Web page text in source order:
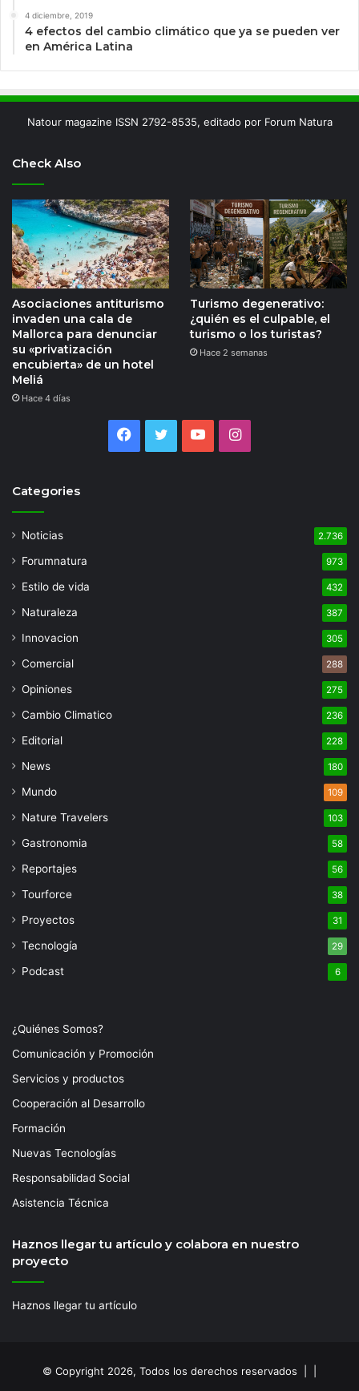
4 diciembre, 2019
4 efectos del cambio climático que ya se pueden ver
en América Latina
Natour magazine ISSN 2792-8535, editado por Forum Natura
Check Also
Asociaciones antiturismo
invaden una cala de
Mallorca para denunciar
su «privatización
encubierta» de un hotel
Meliá
Hace 4 días
Turismo degenerativo:
¿quién es el culpable, el
turismo o los turistas?
Hace 2 semanas
Facebook
TwitterYouTubeInstagram
Categories
Noticias 2.736
Forumnatura 973
Estilo de vida 432
Naturaleza 387
Innovacion 305
Comercial 288
Opiniones 275
Cambio Climatico 236
Editorial 228
News 180
Mundo 109
Nature Travelers 103
Gastronomia 58
Reportajes 56
Tourforce 38
Proyectos 31
Tecnología 29
Podcast 6
¿Quiénes Somos?
Comunicación y Promoción
Servicios y productos
Cooperación al Desarrollo
Formación
Nuevas Tecnologías
Responsabilidad Social
Asistencia Técnica
Haznos llegar tu artículo y colabora en nuestro
proyecto
Haznos llegar tu artículo
© Copyright 2026, Todos los derechos reservados | |